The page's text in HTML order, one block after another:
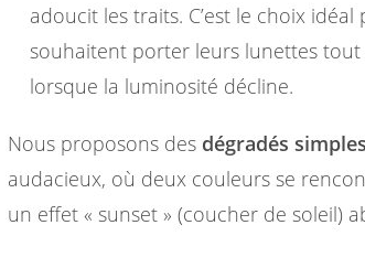
adoucit les traits. C’est le choix
souhaitent porter leurs lunettes
lorsque la luminosité décline.
Nous proposons des dégradés simples
audacieux, où deux couleurs se
un effet « sunset » (coucher de soleil)